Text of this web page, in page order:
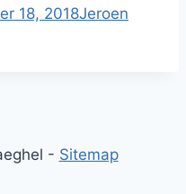
18, 2018Jeroen
- Sitemap